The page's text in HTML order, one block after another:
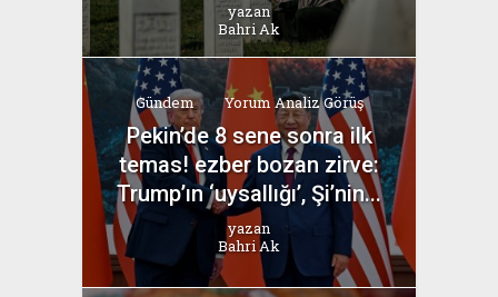
yazan
Bahri Ak
Gündem Yorum Analiz Görüş
Pekin’de 8 sene sonra ilk
temas! ezber bozan zirve:
Trump’ın ‘uysallığı’, Şi’nin...
yazan
Bahri Ak